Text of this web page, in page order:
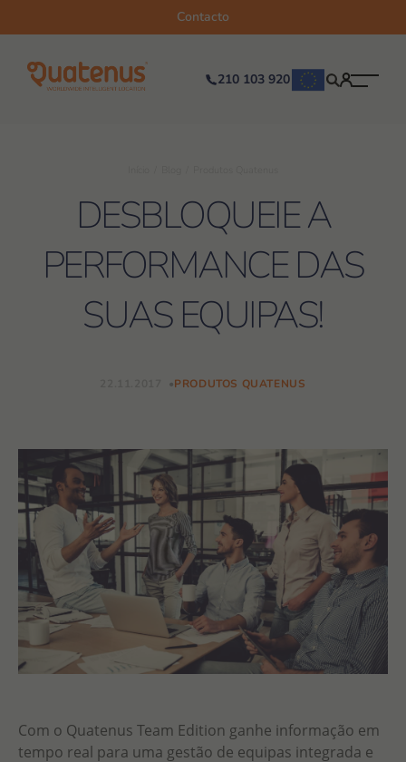
210 103 920
Contacto
DESBLOQUEIE A
PERFORMANCE DAS
SUAS EQUIPAS!
PRODUTOS QUATENUS
Com o Quatenus Team Edition ganhe informação em
tempo real para uma gestão de equipas integrada e